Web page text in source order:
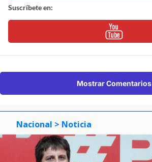
Suscríbete en:
Mostrar Comentarios
Nacional > Noticia